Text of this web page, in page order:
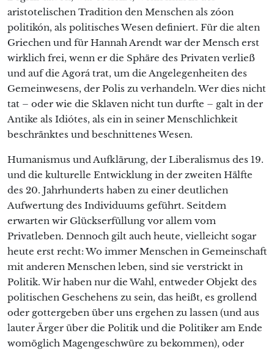
aristotelischen Tradition den Menschen als zóon
politikón, als politisches Wesen definiert. Für die alten
Griechen und für Hannah Arendt war der Mensch erst
wirklich frei, wenn er die Sphäre des Privaten verließ
und auf die Agorá trat, um die Angelegenheiten des
Gemeinwesens, der Polis zu verhandeln. Wer dies nicht
tat – oder wie die Sklaven nicht tun durfte – galt in der
Antike als Idiótes, als ein in seiner Menschlichkeit
beschränktes und beschnittenes Wesen.
Humanismus und Aufklärung, der Liberalismus des 19.
und die kulturelle Entwicklung in der zweiten Hälfte
des 20. Jahrhunderts haben zu einer deutlichen
Aufwertung des Individuums geführt. Seitdem
erwarten wir Glückserfüllung vor allem vom
Privatleben. Dennoch gilt auch heute, vielleicht sogar
heute erst recht: Wo immer Menschen in Gemeinschaft
mit anderen Menschen leben, sind sie verstrickt in
Politik. Wir haben nur die Wahl, entweder Objekt des
politischen Geschehens zu sein, das heißt, es grollend
oder gottergeben über uns ergehen zu lassen (und aus
lauter Ärger über die Politik und die Politiker am Ende
womöglich Magengeschwüre zu bekommen), oder